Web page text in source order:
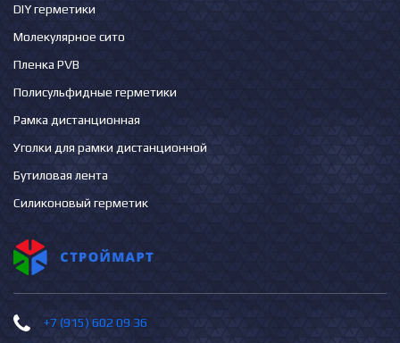
DIY герметики
Молекулярное сито
Пленка PVB
Полисульфидные герметики
Рамка дистанционная
Уголки для рамки дистанционной
Бутиловая лента
Силиконовый герметик
+7 (915) 602 09 36